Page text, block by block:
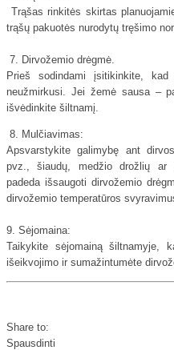
Trąšas rinkitės skirtas
trąšų pakuotės nurodytų tręšimo
7. Dirvožemio drėgmė.
Prieš sodindami įsitikinkite,
neužmirkusi. Jei žemė sausa –
išvėdinkite šiltnamį.
8. Mulčiavimas:
Apsvarstykite galimybę ant
pvz., šiaudų, medžio drožlių ar
padeda išsaugoti dirvožemio
dirvožemio temperatūros
9. Sėjomaina:
Taikykite sėjomainą šiltnamyje,
išeikvojimo ir sumažintumėte
Share to:
Spausdinti